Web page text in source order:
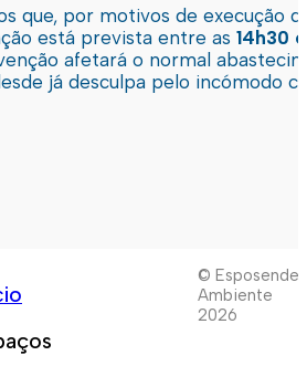
que, por motivos de execução
está prevista entre as 14h30
afetará o normal
já desculpa pelo incómodo
© Esposende
Ambiente
2026